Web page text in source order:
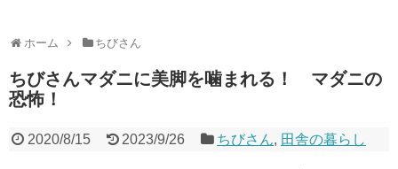
ホーム ちびさん
ちびさんマダニに美脚を噛まれる！ マダニの
恐怖！
2020/8/15 2023/9/26 ちびさん, 田舎の暮らし